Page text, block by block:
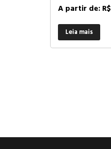
A partir de:R$
Leia mais